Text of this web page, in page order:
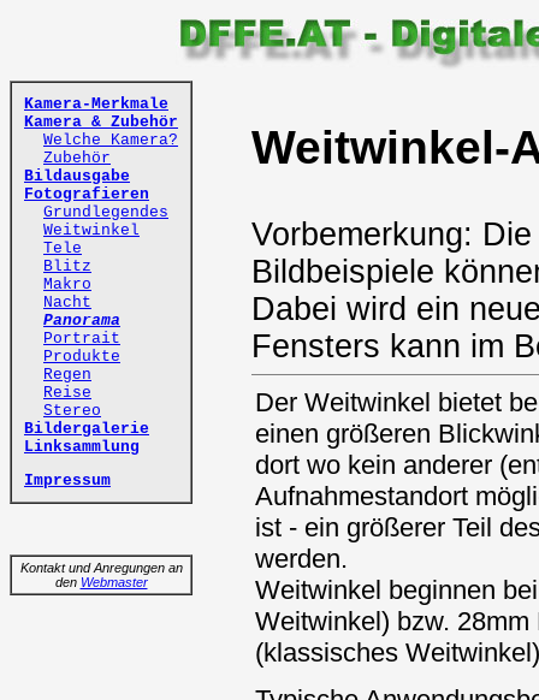
Kamera-Merkmale
Kamera & Zubehör
Welche Kamera?
Zubehör
Bildausgabe
Fotografieren
Grundlegendes
Weitwinkel
Tele
Blitz
Makro
Nacht
Panorama
Portrait
Produkte
Regen
Reise
Stereo
Bildergalerie
Linksammlung
Impressum
Kontakt und Anregungen an
den Webmaster
Weitwinkel-
Vorbemerkung:
Bildbeispiele
Dabei wird ein
Fensters kann im
Der Weitwinkel bietet
einen größeren
dort wo kein anderer
Aufnahmestandort
ist - ein größerer Teil
werden.
Weitwinkel beginnen
Weitwinkel) bzw. 28mm
(klassisches